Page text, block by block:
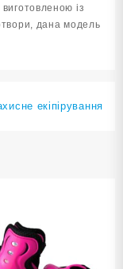
із
дана модель
екіпірування